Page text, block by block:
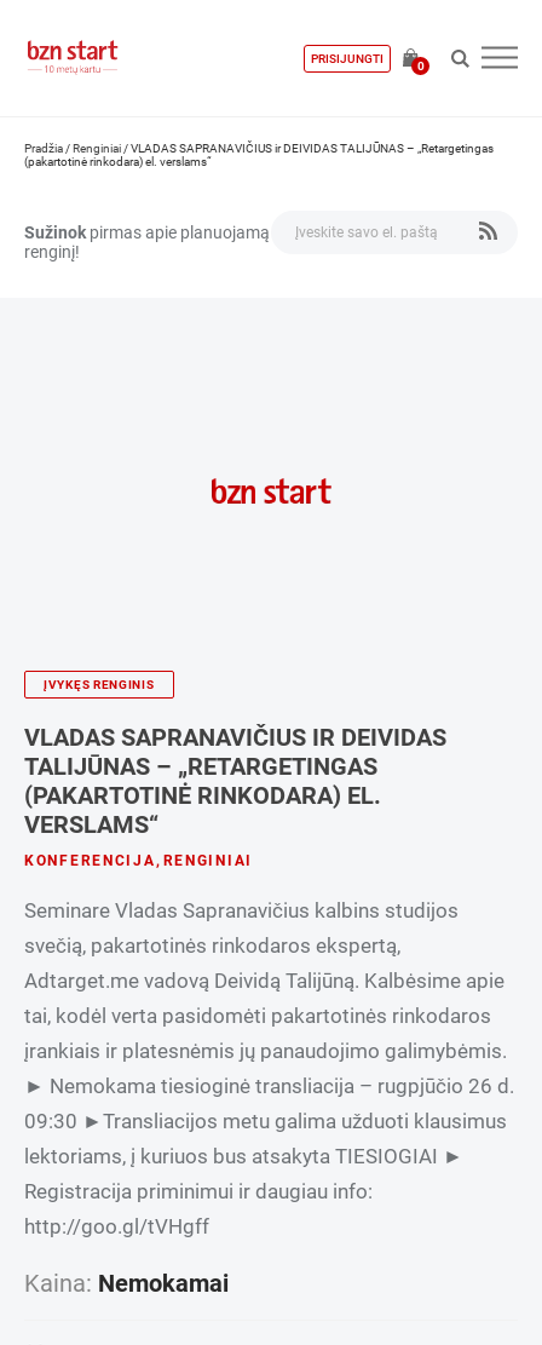
PRISIJUNGTI
0
Pradžia /Renginiai /VLADAS SAPRANAVIČIUS ir DEIVIDAS TALIJŪNAS – „Retargetingas
(pakartotinė rinkodara) el. verslams“
Sužinok pirmas apie planuojamą
renginį!
ĮVYKĘS RENGINIS
VLADAS SAPRANAVIČIUS IR DEIVIDAS
TALIJŪNAS – „RETARGETINGAS
(PAKARTOTINĖ RINKODARA) EL.
VERSLAMS“
KONFERENCIJA, RENGINIAI
Seminare Vladas Sapranavičius kalbins studijos
svečią, pakartotinės rinkodaros ekspertą,
Adtarget.me vadovą Deividą Talijūną. Kalbėsime apie
tai, kodėl verta pasidomėti pakartotinės rinkodaros
įrankiais ir platesnėmis jų panaudojimo galimybėmis.
► Nemokama tiesioginė transliacija – rugpjūčio 26 d.
09:30 ►Transliacijos metu galima užduoti klausimus
lektoriams, į kuriuos bus atsakyta TIESIOGIAI ►
Registracija priminimui ir daugiau info:
http://goo.gl/tVHgff
Kaina: Nemokamai